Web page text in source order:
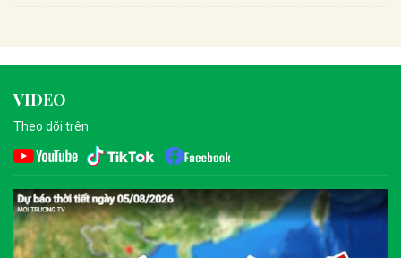
VIDEO
Theo dõi trên